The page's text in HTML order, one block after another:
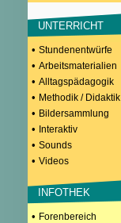
UNTERRICHT
• Stundenentwürfe
• Arbeitsmaterialien
• Alltagspädagogik
• Methodik / Didaktik
• Bildersammlung
• Interaktiv
• Sounds
• Videos
INFOTHEK
• Forenbereich